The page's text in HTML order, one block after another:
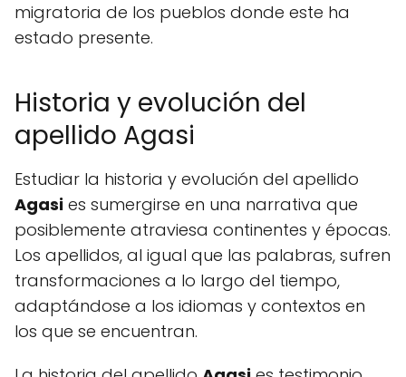
migratoria de los pueblos donde este ha
estado presente.
Historia y evolución del
apellido Agasi
Estudiar la historia y evolución del apellido
Agasi es sumergirse en una narrativa que
posiblemente atraviesa continentes y épocas.
Los apellidos, al igual que las palabras, sufren
transformaciones a lo largo del tiempo,
adaptándose a los idiomas y contextos en
los que se encuentran.